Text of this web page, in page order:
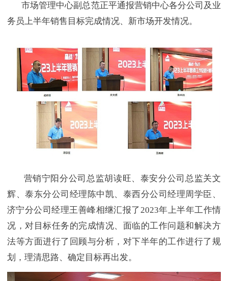
市场管理中心副总范正平通报营销中心各分公司及业
务员上半年销售目标完成情况、新市场开发情况。
营销宁阳分公司总监胡读旺、泰安分公司总监关文
辉、泰东分公司经理陈中凯、泰西分公司经理周学臣、
济宁分公司经理王善峰相继汇报了2023年上半年工作情
况，对目标任务的完成情况、面临的工作问题和解决方
法等方面进行了回顾与分析，对下半年的工作进行了规
划，理清思路、确定目标再出发。